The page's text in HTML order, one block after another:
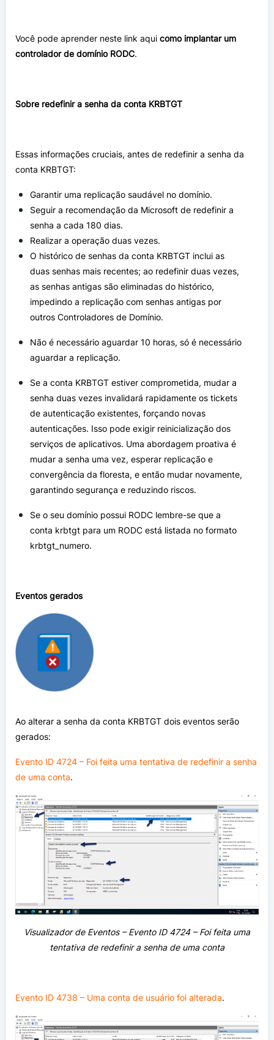
Você pode aprender neste link aqui como implantar um
controlador de domínio RODC.
Sobre redefinir a senha da conta KRBTGT
Essas informações cruciais, antes de redefinir a senha da
conta KRBTGT:
Garantir uma replicação saudável no domínio.
Seguir a recomendação da Microsoft de redefinir a
senha a cada 180 dias.
Realizar a operação duas vezes.
O histórico de senhas da conta KRBTGT inclui as
duas senhas mais recentes; ao redefinir duas vezes,
as senhas antigas são eliminadas do histórico,
impedindo a replicação com senhas antigas por
outros Controladores de Domínio.
Não é necessário aguardar 10 horas, só é necessário
aguardar a replicação.
Se a conta KRBTGT estiver comprometida, mudar a
senha duas vezes invalidará rapidamente os tickets
de autenticação existentes, forçando novas
autenticações. Isso pode exigir reinicialização dos
serviços de aplicativos. Uma abordagem proativa é
mudar a senha uma vez, esperar replicação e
convergência da floresta, e então mudar novamente,
garantindo segurança e reduzindo riscos.
Se o seu domínio possui RODC lembre-se que a
conta krbtgt para um RODC está listada no formato
krbtgt_numero.
Eventos gerados
Ao alterar a senha da conta KRBTGT dois eventos serão
gerados:
Evento ID 4724 – Foi feita uma tentativa de redefinir a senha
de uma conta.
Visualizador de Eventos –Evento ID 4724 – Foi feita uma
tentativa de redefinir a senha de uma conta
Evento ID 4738 – Uma conta de usuário foi alterada.